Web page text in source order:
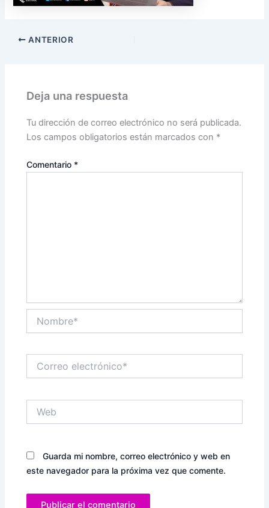
ANTERIOR
Deja una respuesta
Tu dirección de correo electrónico no será publicada.
Los campos obligatorios están marcados con *
Comentario *
electrónico*
Guarda mi nombre, correo electrónico y web en
este navegador para la próxima vez que comente.